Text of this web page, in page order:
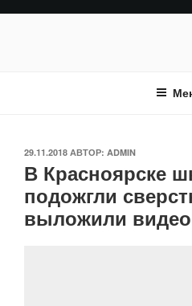
ОПУБЛИКОВАНО
29.11.2018 АВТОР: ADMIN
В Красноярске
подожгли
выложили видео